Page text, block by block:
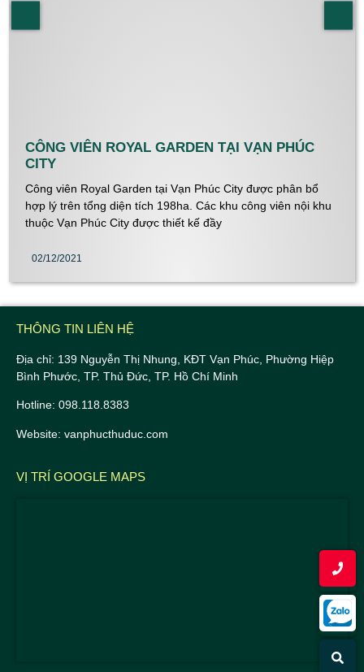
CÔNG VIÊN ROYAL GARDEN TẠI VẠN PHÚC
CITY
Công viên Royal Garden tại Vạn Phúc City được phân bổ
hợp lý trên tổng diện tích 198ha. Các khu công viên nội khu
thuộc Vạn Phúc City được thiết kế đầy
02/12/2021
THÔNG TIN LIÊN HỆ
Địa chỉ: 139 Nguyễn Thị Nhung, KĐT Vạn Phúc, Phường Hiệp
Bình Phước, TP. Thủ Đức, TP. Hồ Chí Minh
Hotline: 098.118.8383
Website: vanphucthuduc.com
VỊ TRÍ GOOGLE MAPS